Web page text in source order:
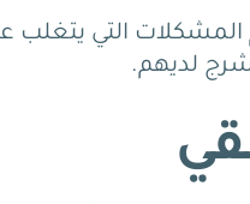
التي يتغلب
لديهم.